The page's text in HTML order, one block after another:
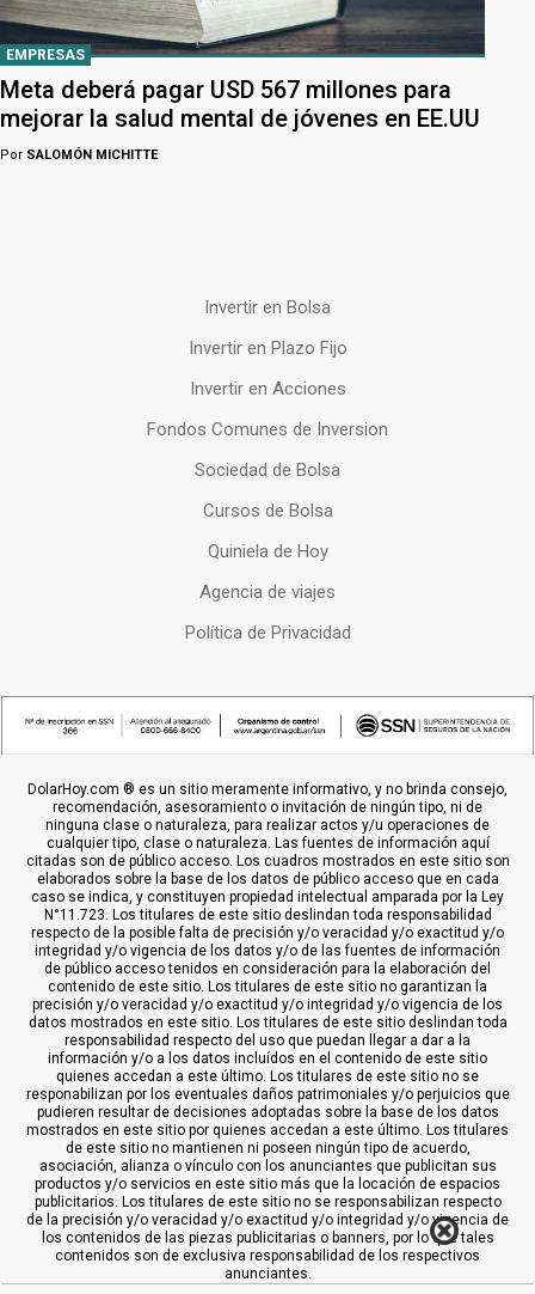
EMPRESAS
Meta deberá pagar USD 567 millones para
mejorar la salud mental de jóvenes en EE.UU
Por SALOMÓN MICHITTE
Invertir en Bolsa
Invertir en Plazo Fijo
Invertir en Acciones
Fondos Comunes de Inversion
Sociedad de Bolsa
Cursos de Bolsa
Quiniela de Hoy
Agencia de viajes
Política de Privacidad
DolarHoy.com ® es un sitio meramente informativo, y no brinda consejo,
recomendación, asesoramiento o invitación de ningún tipo, ni de
ninguna clase o naturaleza, para realizar actos y/u operaciones de
cualquier tipo, clase o naturaleza. Las fuentes de información aquí
citadas son de público acceso. Los cuadros mostrados en este sitio son
elaborados sobre la base de los datos de público acceso que en cada
caso se indica, y constituyen propiedad intelectual amparada por la Ley
N°11.723. Los titulares de este sitio deslindan toda responsabilidad
respecto de la posible falta de precisión y/o veracidad y/o exactitud y/o
integridad y/o vigencia de los datos y/o de las fuentes de información
de público acceso tenidos en consideración para la elaboración del
contenido de este sitio. Los titulares de este sitio no garantizan la
precisión y/o veracidad y/o exactitud y/o integridad y/o vigencia de los
datos mostrados en este sitio. Los titulares de este sitio deslindan toda
responsabilidad respecto del uso que puedan llegar a dar a la
información y/o a los datos incluídos en el contenido de este sitio
quienes accedan a este último. Los titulares de este sitio no se
responabilizan por los eventuales daños patrimoniales y/o perjuicios que
pudieren resultar de decisiones adoptadas sobre la base de los datos
mostrados en este sitio por quienes accedan a este último. Los titulares
de este sitio no mantienen ni poseen ningún tipo de acuerdo,
asociación, alianza o vínculo con los anunciantes que publicitan sus
productos y/o servicios en este sitio más que la locación de espacios
publicitarios. Los titulares de este sitio no se responsabilizan respecto
de la precisión y/o veracidad y/o exactitud y/o integridad y/o vigencia de
los contenidos de las piezas publicitarias o banners, por lo que tales
contenidos son de exclusiva responsabilidad de los respectivos
anunciantes.